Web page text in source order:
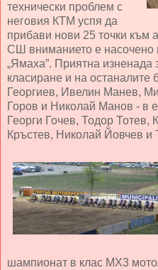
технически проблем с
неговия КТМ успя да
прибави нови 25 точки към
СШ вниманието е насочено
„Ямаха”. Приятна изненада
класиране и на останалите
Георгиев, Ивелин Манев,
Горов и Николай Манов - в
Георги Гочев, Тодор Тотев,
Кръстев, Николай Йовчев и
шампионат в клас МХ3